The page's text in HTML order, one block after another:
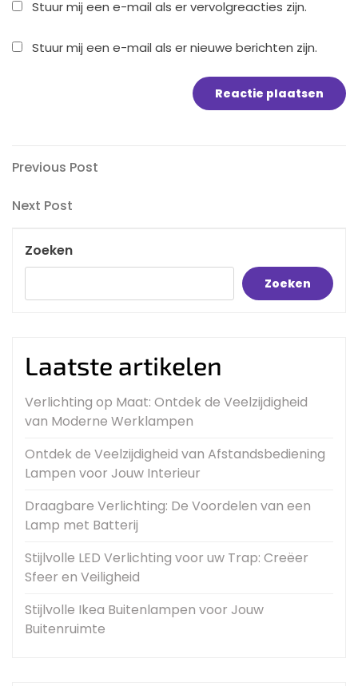
Stuur mij een e-mail als er vervolgreacties zijn.
Stuur mij een e-mail als er nieuwe berichten zijn.
Bericht
navigatie
Previous
Previous Post
Next
Next Post
Zoeken
Zoeken
Laatste artikelen
Verlichting op Maat: Ontdek de Veelzijdigheid
van Moderne Werklampen
Ontdek de Veelzijdigheid van Afstandsbediening
Lampen voor Jouw Interieur
Draagbare Verlichting: De Voordelen van een
Lamp met Batterij
Stijlvolle LED Verlichting voor uw Trap: Creëer
Sfeer en Veiligheid
Stijlvolle Ikea Buitenlampen voor Jouw
Buitenruimte